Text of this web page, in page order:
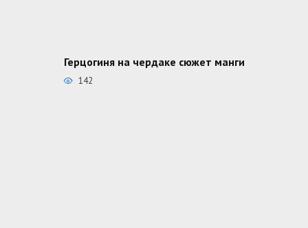
Герцогиня на чердаке сюжет манги
142